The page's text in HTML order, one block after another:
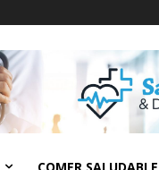
COMER SALUDABLE